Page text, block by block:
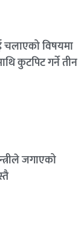
विषयमा
कुटपिट गर्ने तीन
जगाएको